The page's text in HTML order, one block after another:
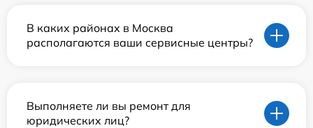
В каких районах в Москва
располагаются ваши сервисные центры?
Выполняете ли вы ремонт для
юридических лиц?